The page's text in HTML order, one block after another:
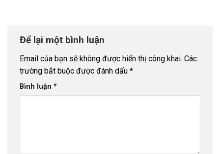
Để lại một bình luận
Email của bạn sẽ không được hiển thị công khai. Các
trường bắt buộc được đánh dấu *
Bình luận *